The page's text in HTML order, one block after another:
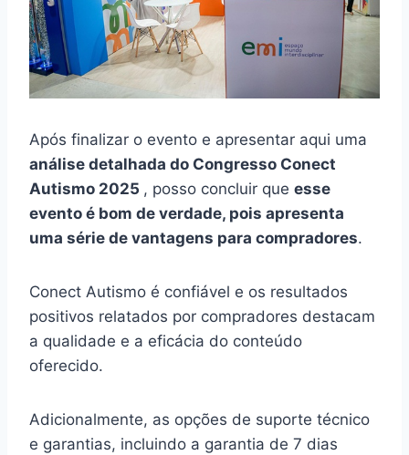
Após finalizar o evento e apresentar aqui uma
análise detalhada do Congresso Conect
Autismo 2025 , posso concluir que esse
evento é bom de verdade, pois apresenta
uma série de vantagens para compradores.
Conect Autismo é confiável e os resultados
positivos relatados por compradores destacam
a qualidade e a eficácia do conteúdo
oferecido.
Adicionalmente, as opções de suporte técnico
e garantias, incluindo a garantia de 7 dias